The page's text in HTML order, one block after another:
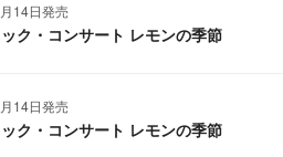
14日発売
ク・コンサート レモンの季節
14日発売
ク・コンサート レモンの季節